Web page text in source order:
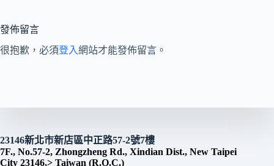
發佈留言
很抱歉，必須登入網站才能發佈留言。
23146新北市新店區中正路57-2號7樓
7F., No.57-2, Zhongzheng Rd., Xindian Dist., New Taipei
City 23146,> Taiwan (R.O.C.)